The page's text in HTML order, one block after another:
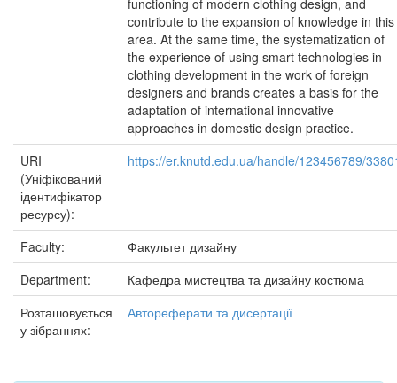
functioning of modern clothing design, and
contribute to the expansion of knowledge in this
area. At the same time, the systematization of
the experience of using smart technologies in
clothing development in the work of foreign
designers and brands creates a basis for the
adaptation of international innovative
approaches in domestic design practice.
URI
(Уніфікований
ідентифікатор
ресурсу):
https://er.knutd.edu.ua/handle/123456789/
Faculty:
Факультет дизайну
Department:
Кафедра мистецтва та дизайну костюма
Розташовується
у зібраннях:
Автореферати та дисертації